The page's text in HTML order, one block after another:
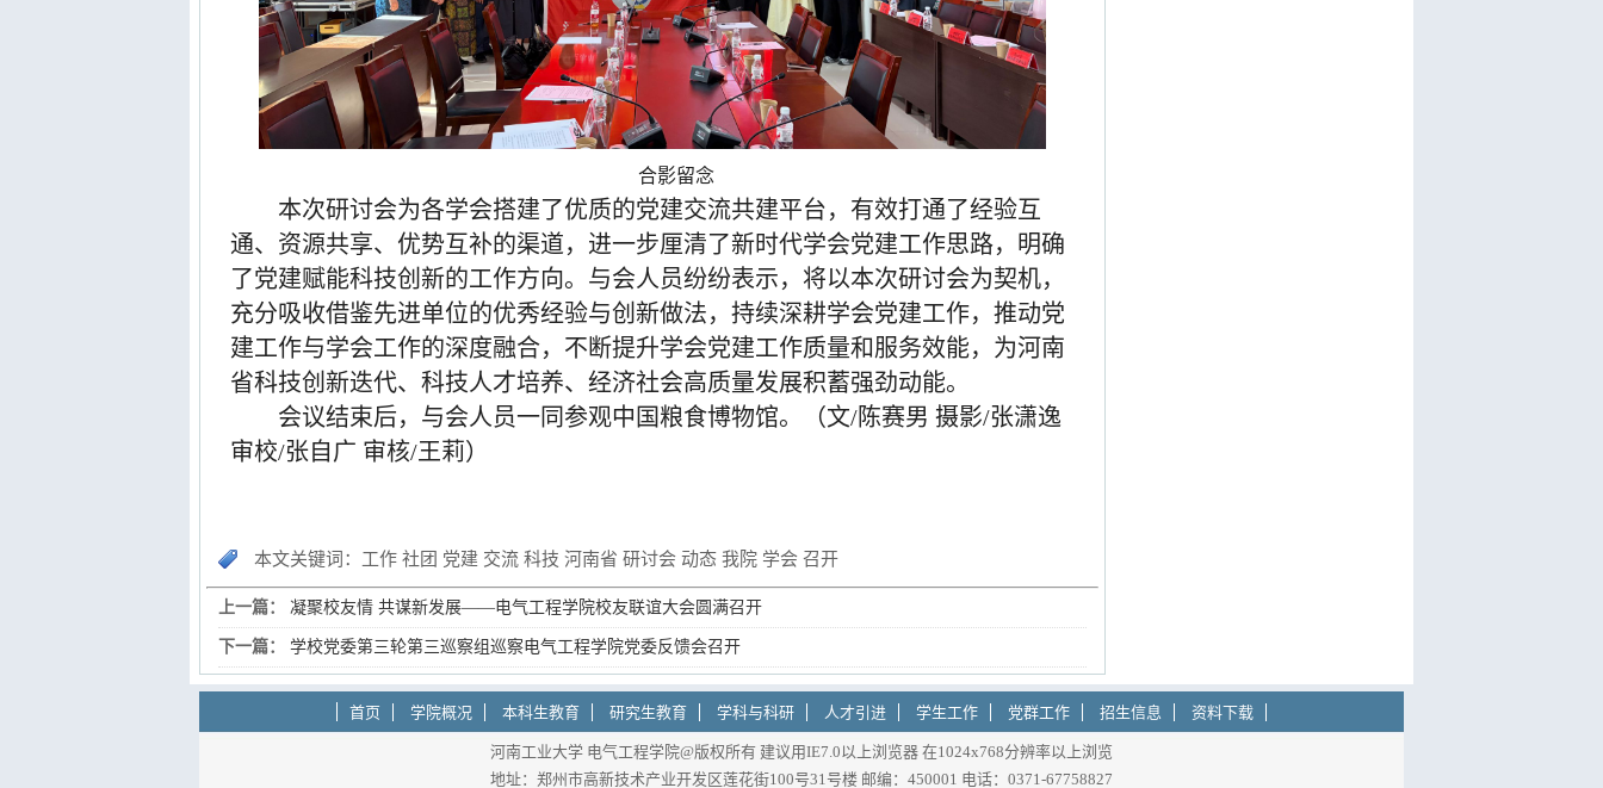
合影留念
本次研讨会为各学会搭建了优质的党建交流共建平台，有效打通了经验互
通、资源共享、优势互补的渠道，进一步厘清了新时代学会党建工作思路，明确
了党建赋能科技创新的工作方向。与会人员纷纷表示，将以本次研讨会为契机，
充分吸收借鉴先进单位的优秀经验与创新做法，持续深耕学会党建工作，推动党
建工作与学会工作的深度融合，不断提升学会党建工作质量和服务效能，为河南
省科技创新迭代、科技人才培养、经济社会高质量发展积蓄强劲动能。
会议结束后，与会人员一同参观中国粮食博物馆。（文/陈赛男 摄影/张潇逸
审校/张自广 审核/王莉）
本文关键词：工作 社团 党建 交流 科技 河南省 研讨会 动态 我院 学会 召开
上一篇： 凝聚校友情 共谋新发展——电气工程学院校友联谊大会圆满召开
下一篇： 学校党委第三轮第三巡察组巡察电气工程学院党委反馈会召开
首页 学院概况 本科生教育 研究生教育 学科与科研 人才引进 学生工作 党群工作 招生信息 资料下载
河南工业大学 电气工程学院@版权所有 建议用IE7.0以上浏览器 在1024x768分辨率以上浏览
地址：郑州市高新技术产业开发区莲花街100号31号楼 邮编：450001 电话：0371-67758827